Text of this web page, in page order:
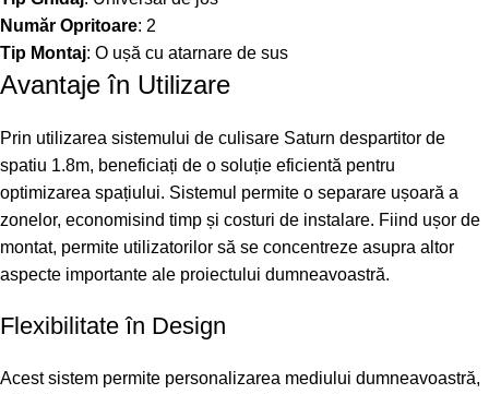
Număr Opritoare: 2
Tip Montaj: O ușă cu atarnare de sus
Avantaje în Utilizare
Prin utilizarea sistemului de culisare Saturn despartitor de
spatiu 1.8m, beneficiați de o soluție eficientă pentru
optimizarea spațiului. Sistemul permite o separare ușoară a
zonelor, economisind timp și costuri de instalare. Fiind ușor de
montat, permite utilizatorilor să se concentreze asupra altor
aspecte importante ale proiectului dumneavoastră.
Flexibilitate în Design
Acest sistem permite personalizarea mediului dumneavoastră,